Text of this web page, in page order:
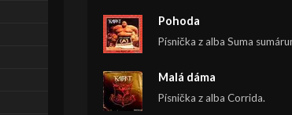
Pohoda
Písnička z alba Suma
Malá dáma
Písnička z alba Corrida.